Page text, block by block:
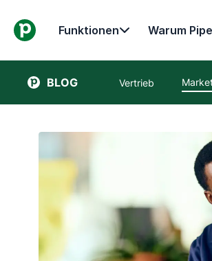
Funktionen Warum
BLOG Vertrieb